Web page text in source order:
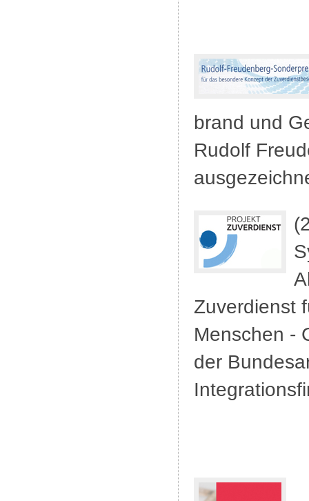
brand und
Rudolf
Zuverdienst
Menschen -
der